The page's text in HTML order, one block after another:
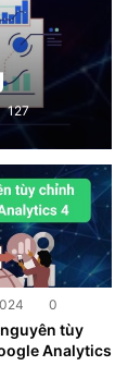
127
0
tùy
Analytics